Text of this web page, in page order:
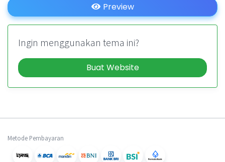
Preview
Ingin menggunakan tema ini?
Buat Website
Metode Pembayaran